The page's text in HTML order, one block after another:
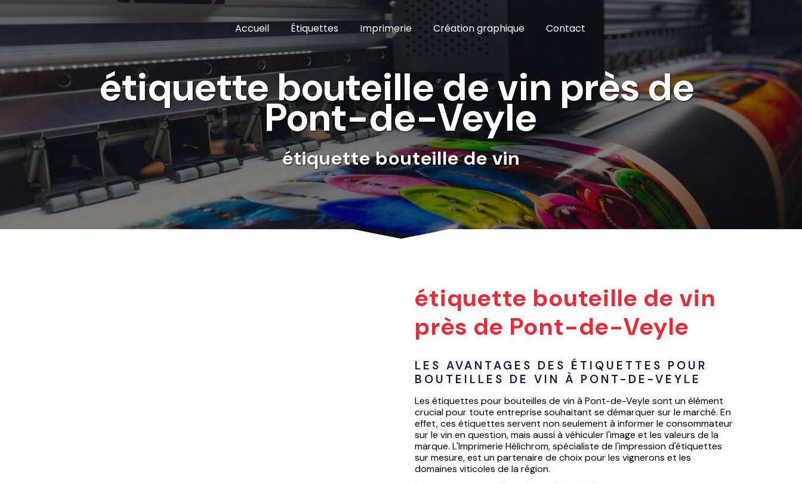
Accueil Étiquettes Imprimerie Création graphique Contact
étiquette bouteille de vin près de
Pont-de-Veyle
étiquette bouteille de vin
étiquette bouteille de vin
près de Pont-de-Veyle
LES AVANTAGES DES ÉTIQUETTES POUR
BOUTEILLES DE VIN À PONT-DE-VEYLE
Les étiquettes pour bouteilles de vin à Pont-de-Veyle sont un élément
crucial pour toute entreprise souhaitant se démarquer sur le marché. En
effet, ces étiquettes servent non seulement à informer le consommateur
sur le vin en question, mais aussi à véhiculer l'image et les valeurs de la
marque. L'Imprimerie Hélichrom, spécialiste de l'impression d'étiquettes
sur mesure, est un partenaire de choix pour les vignerons et les
domaines viticoles de la région.